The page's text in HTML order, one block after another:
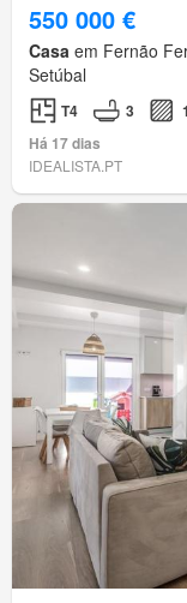
550 000 €
Casa em Fernão
Setúbal
T4 3
Há 17 dias
IDEALISTA.PT